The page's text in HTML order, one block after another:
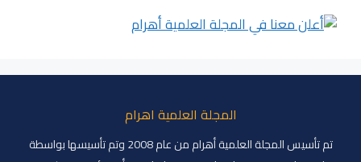
المجلة العلمية اهرام
تم تأسيس المجلة العلمية أهرام من عام 2008 وتم تأسيسها بواسطة